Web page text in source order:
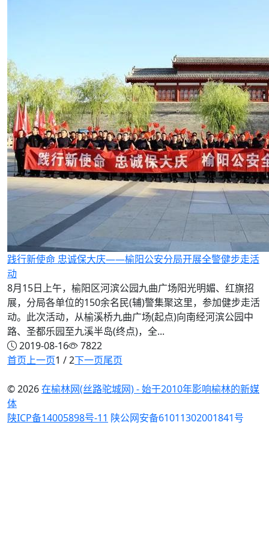
践行新使命 忠诚保大庆——榆阳公安分局开展全警健步走活
动
8月15日上午，榆阳区河滨公园九曲广场阳光明媚、红旗招
展，分局各单位的150余名民(辅)警集聚这里，参加健步走活
动。此次活动，从榆溪桥九曲广场(起点)向南经河滨公园中
路、圣都乐园至九溪半岛(终点)，全...
2019-08-16
7822
首页上一页1 / 2下一页尾页
© 2026在榆林网(丝路驼城网) - 始于2010年影响榆林的新媒
体
陕ICP备14005898号-11 陕公网安备61011302001841号